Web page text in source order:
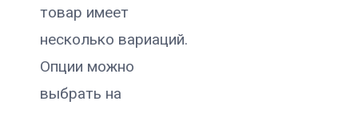
товар имеет
несколько вариаций.
Опции можно
выбрать на